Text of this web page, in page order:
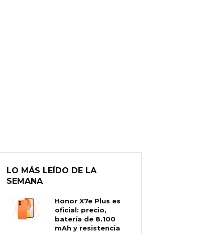
LO MÁS LEÍDO DE LA
SEMANA
Honor X7e Plus es
oficial: precio,
batería de 8.100
mAh y resistencia